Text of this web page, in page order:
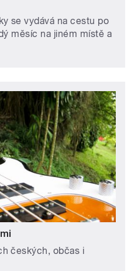
se vydává na cestu po
měsíc na jiném místě a
českých, občas i